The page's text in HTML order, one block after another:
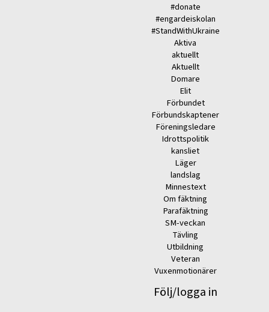
#donate
#engardeiskolan
#StandWithUkraine
Aktiva
aktuellt
Aktuellt
Domare
Elit
Förbundet
Förbundskaptener
Föreningsledare
Idrottspolitik
kansliet
Läger
landslag
Minnestext
Om fäktning
Parafäktning
SM-veckan
Tävling
Utbildning
Veteran
Vuxenmotionärer
Följ/logga in